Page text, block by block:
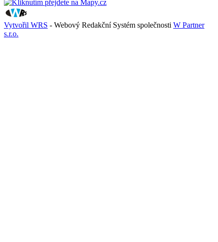
Vytvořil WRS - Webový Redakční Systém společnosti W Partner
s.r.o.